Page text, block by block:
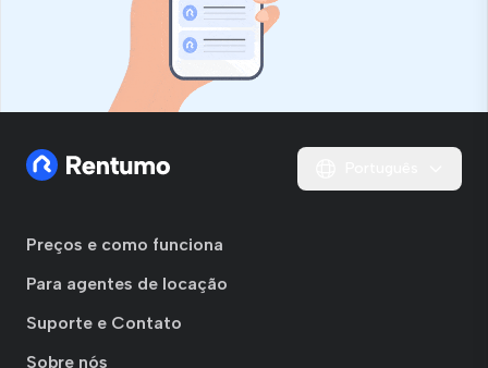
Preços e como funciona
Para agentes de locação
Suporte e Contato
Sobre nós